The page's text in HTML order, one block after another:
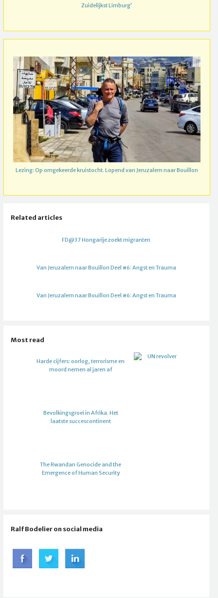
Zuidelijkst Limburg’
Lezing: Op omgekeerde kruistocht. Lopend van Jeruzalem naar Bouillon
Related articles
FD@37 Hongarije zoekt migranten
Van Jeruzalem naar Bouillon Deel #6: Angst en Trauma
Van Jeruzalem naar Bouillon Deel #6: Angst en Trauma
Most read
Harde cijfers: oorlog, terrorisme en
moord nemen al jaren af
Bevolkingsgroei in Afrika. Het
laatste succescontinent
The Rwandan Genocide and the
Emergence of Human Security
Ralf Bodelier on social media